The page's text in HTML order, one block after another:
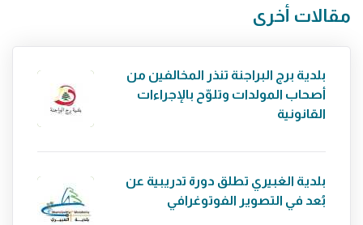
مقالات أخرى
بلدية برج البراجنة تنذر المخالفين من
أصحاب المولدات وتلوّح بالإجراءات
القانونية
بلدية الغبيري تطلق دورة تدريبية عن
بُعد في التصوير الفوتوغرافي